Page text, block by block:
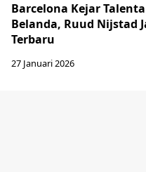
Barcelona Kejar
Belanda, Ruud Nijstad
Terbaru
27 Januari 2026